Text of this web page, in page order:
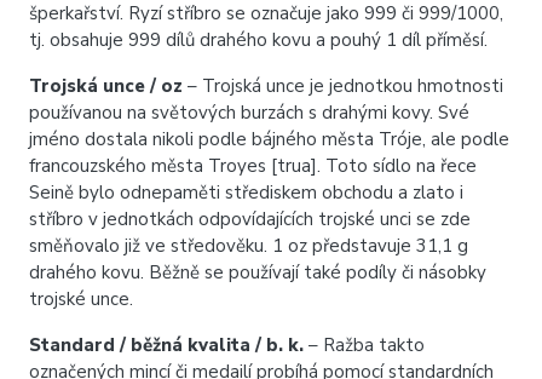
šperkařství. Ryzí stříbro se označuje jako 999 či 999/1000,
tj. obsahuje 999 dílů drahého kovu a pouhý 1 díl příměsí.
Trojská unce / oz – Trojská unce je jednotkou hmotnosti
používanou na světových burzách s drahými kovy. Své
jméno dostala nikoli podle bájného města Tróje, ale podle
francouzského města Troyes [trua]. Toto sídlo na řece
Seině bylo odnepaměti střediskem obchodu a zlato i
stříbro v jednotkách odpovídajících trojské unci se zde
směňovalo již ve středověku. 1 oz představuje 31,1 g
drahého kovu. Běžně se používají také podíly či násobky
trojské unce.
Standard / běžná kvalita / b. k. – Ražba takto
označených mincí či medailí probíhá pomocí standardních